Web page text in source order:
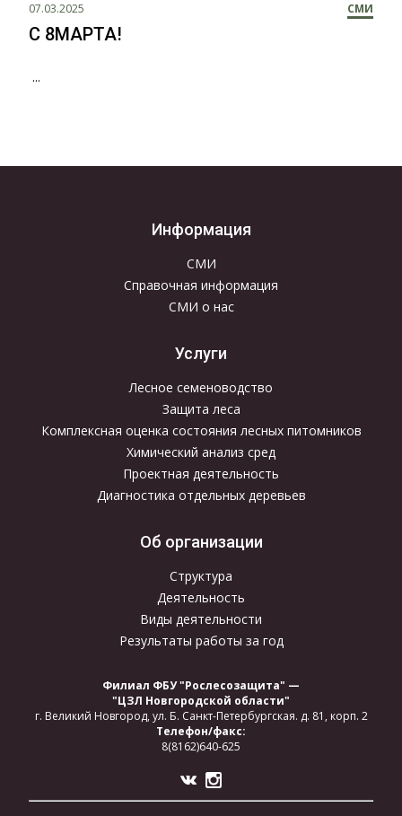
07.03.2025 СМИ
С 8МАРТА!
...
Информация
СМИ
Справочная информация
СМИ о нас
Услуги
Лесное семеноводство
Защита леса
Комплексная оценка состояния лесных питомников
Химический анализ сред
Проектная деятельность
Диагностика отдельных деревьев
Об организации
Структура
Деятельность
Виды деятельности
Результаты работы за год
Филиал ФБУ "Рослесозащита" —
"ЦЗЛ Новгородской области"
г. Великий Новгород, ул. Б. Санкт-Петербургская. д. 81, корп. 2
Телефон/факс:
8(8162)640-625